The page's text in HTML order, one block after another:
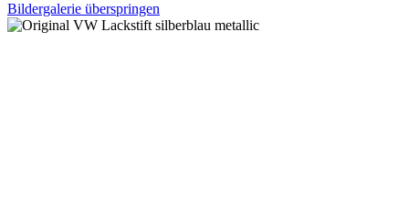
Bildergalerie überspringen